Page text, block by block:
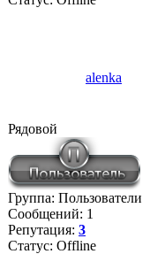
alenka
Рядовой
Группа: Пользователи
Сообщений: 1
Репутация: 3
Статус: Offline